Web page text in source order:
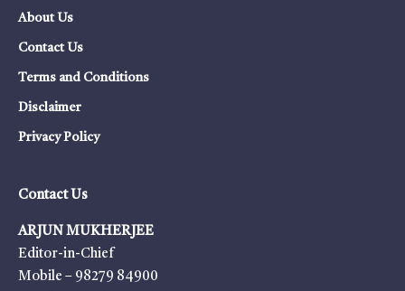
About Us
Contact Us
Terms and Conditions
Disclaimer
Privacy Policy
Contact Us
ARJUN MUKHERJEE
Editor-in-Chief
Mobile – 98279 84900